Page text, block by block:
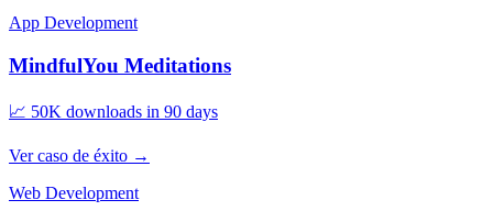
App Development
MindfulYou Meditations
📈 50K downloads in 90 days
Ver caso de éxito →
Web Development